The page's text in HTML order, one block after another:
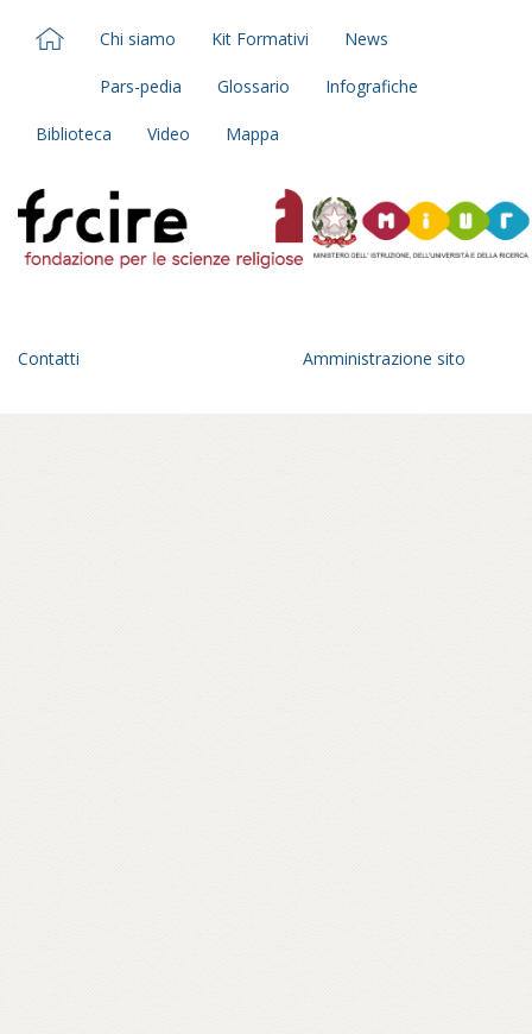
Chi siamo Kit Formativi News
Pars-pedia Glossario Infografiche
Biblioteca Video Mappa
Contatti Amministrazione sito